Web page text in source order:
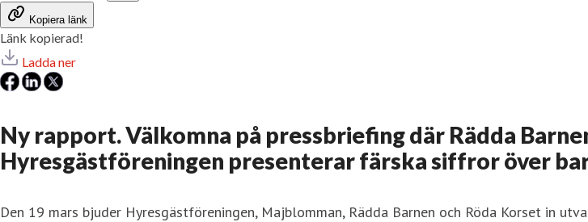
Kopiera länk
Länk kopierad!
Ladda ner
Ny rapport. Välkomna på pressbriefing där Rädda
Hyresgästföreningen presenterar färska siffror över
Den 19 mars bjuder Hyresgästföreningen, Majblomman, Rädda Barnen och Röda Korset in